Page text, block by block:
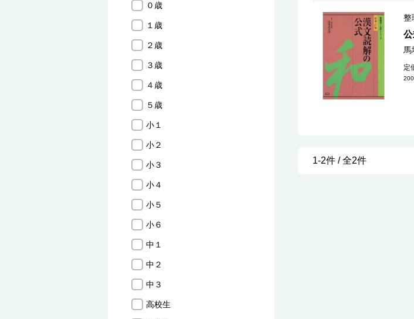
０歳
１歳
２歳
３歳
４歳
５歳
小１
小２
小３
小４
小５
小６
中１
中２
中３
高校生
整
馬
定
1-2件 / 全2件